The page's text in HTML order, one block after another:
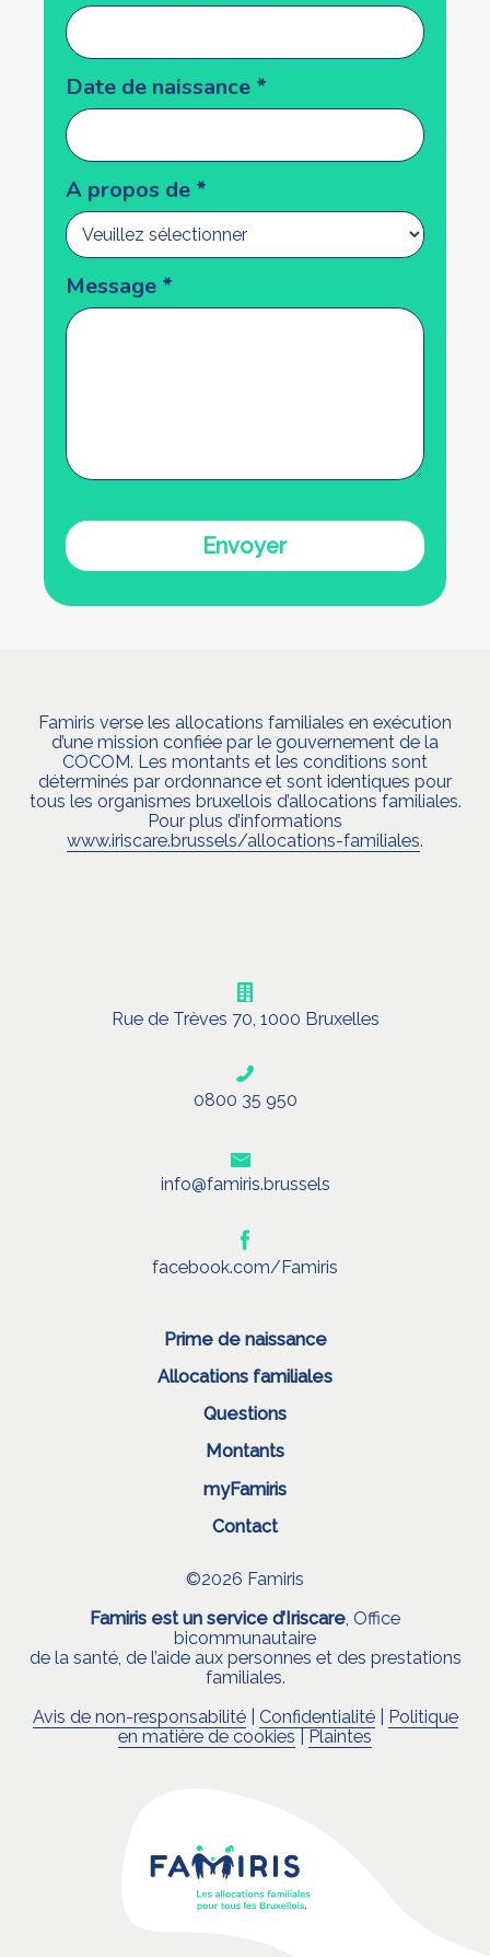
Date de naissance *
A propos de *
Message *
Envoyer
Famiris verse les allocations familiales en exécution
d’une mission confiée par le gouvernement de la
COCOM. Les montants et les conditions sont
déterminés par ordonnance et sont identiques pour
tous les organismes bruxellois d’allocations familiales.
Pour plus d’informations
www.iriscare.brussels/allocations-familiales.
Rue de Trèves 70, 1000 Bruxelles
0800 35 950
info@famiris.brussels
facebook.com/Famiris
Prime de naissance
Allocations familiales
Questions
Montants
myFamiris
Contact
©2026 Famiris
Famiris est un service d’Iriscare, Office
bicommunautaire
de la santé, de l’aide aux personnes et des prestations
familiales.
Avis de non-responsabilité| Confidentialité|
Politique
en matière de cookies
Plaintes